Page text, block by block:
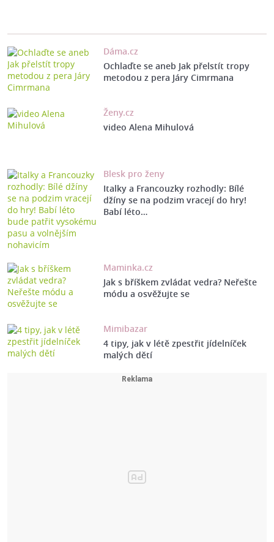
Dáma.cz
Ochlaďte se aneb Jak přelstít tropy
metodou z pera Járy Cimrmana
Ženy.cz
video Alena Mihulová
Blesk pro ženy
Italky a Francouzky rozhodly: Bílé
džíny se na podzim vracejí do hry!
Babí léto…
Maminka.cz
Jak s bříškem zvládat vedra? Neřešte
módu a osvěžujte se
Mimibazar
4 tipy, jak v létě zpestřit jídelníček
malých dětí